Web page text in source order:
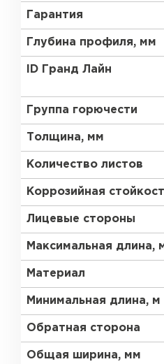
Гарантия
Глубина профиля, мм
ID Гранд Лайн
Группа горючести
Толщина, мм
Количество листов
Коррозийная
Лицевые стороны
Максимальная длина,
Материал
Минимальная длина, м
Обратная сторона
Общая ширина, мм